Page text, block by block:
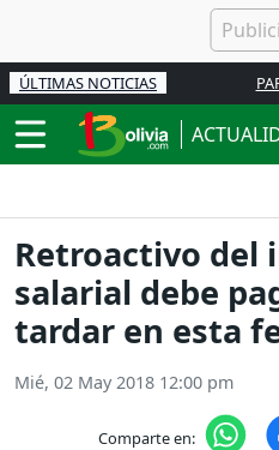
ÚLTIMAS NOTICIAS
Retroactivo del
salarial debe
tardar en esta
Mié, 02 May 2018 12:00 pm
Comparte en: